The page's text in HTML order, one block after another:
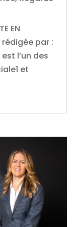
EN
rédigée par :
l’un des
et